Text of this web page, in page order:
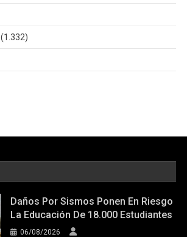
(1.332)
Daños Por Sismos Ponen En Riesgo
La Educación De 18.000 Estudiantes
06/08/2026